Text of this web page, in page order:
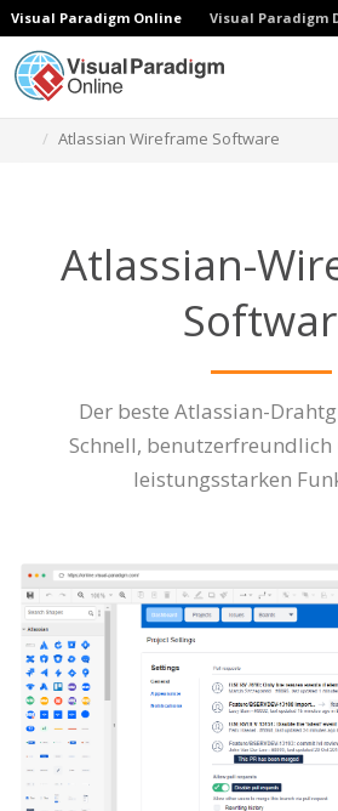
Visual Paradigm Online Visual Paradigm
Atlassian Wireframe Software
Atlassian-
Der beste Atlassian-
Schnell,
leistungsstarken